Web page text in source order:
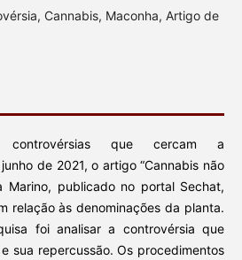
Cannabis, Maconha, Artigo de
que cercam a
de 2021, o artigo “Cannabis não
Marino, publicado no portal Sechat,
relação às denominações da planta.
foi analisar a controvérsia que
sua repercussão. Os procedimentos